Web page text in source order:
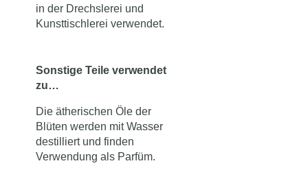
in der Drechslerei und
Kunsttischlerei verwendet.
Sonstige Teile verwendet
zu…
Die ätherischen Öle der
Blüten werden mit Wasser
destilliert und finden
Verwendung als Parfüm.